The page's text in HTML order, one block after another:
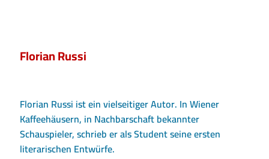
Florian Russi
Florian Russi ist ein vielseitiger Autor. In Wiener
Kaffeehäusern, in Nachbarschaft bekannter
Schauspieler, schrieb er als Student seine ersten
literarischen Entwürfe.